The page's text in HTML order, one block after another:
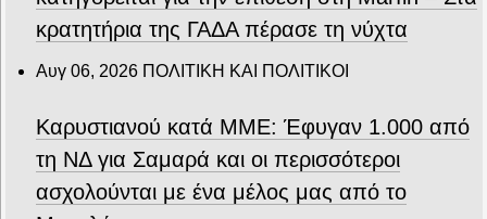
κρατητήρια της ΓΑΔΑ πέρασε τη νύχτα
Αυγ 06, 2026 ΠΟΛΙΤΙΚΗ ΚΑΙ ΠΟΛΙΤΙΚΟΙ
Καρυστιανού κατά ΜΜΕ: Έφυγαν 1.000 από
τη ΝΔ για Σαμαρά και οι περισσότεροι
ασχολούνται με ένα μέλος μας από το